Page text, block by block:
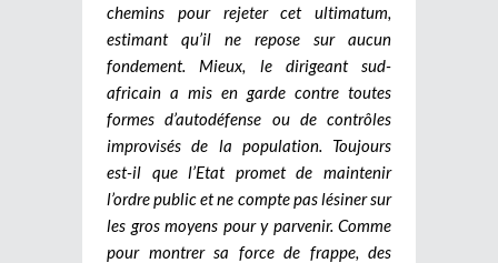
chemins pour rejeter cet ultimatum,
estimant qu’il ne repose sur aucun
fondement. Mieux, le dirigeant sud-
africain a mis en garde contre toutes
formes d’autodéfense ou de contrôles
improvisés de la population. Toujours
est-il que l’Etat promet de maintenir
l’ordre public et ne compte pas lésiner sur
les gros moyens pour y parvenir. Comme
pour montrer sa force de frappe, des